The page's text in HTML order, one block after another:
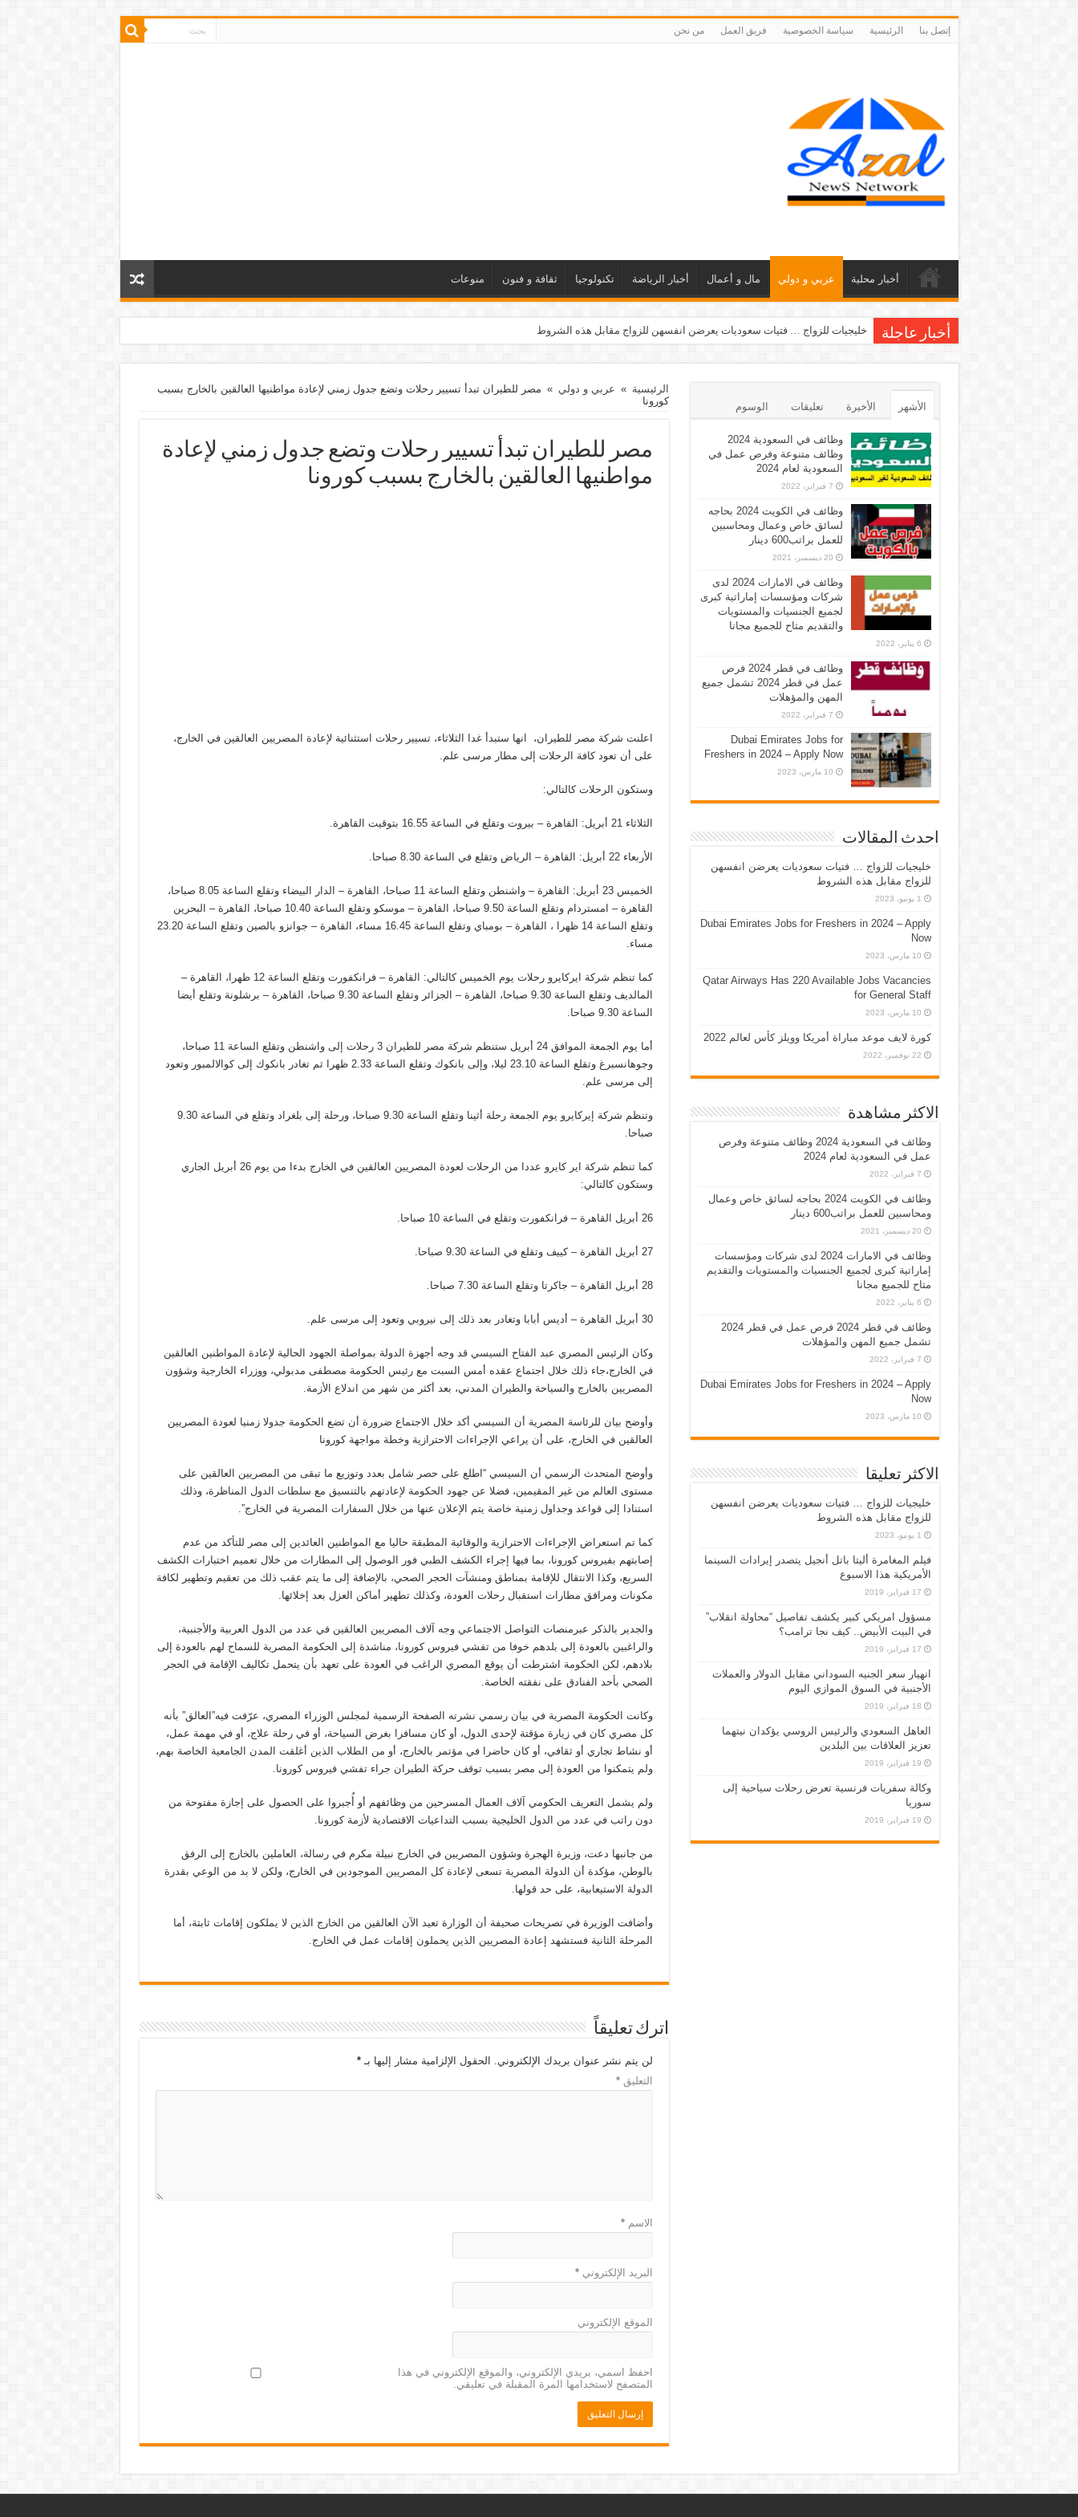
إتصل بنا الرئيسية سياسة الخصوصية فريق العمل من نحن
أخبار محلية عربي و دولي مال و أعمال أخبار الرياضة تكنولوجيا ثقافة و فنون منوعات
أخبار عاجلة خليجيات للزواج … فتيات سعوديات يعرضن انفسهن للزواج مقابل هذه الشروط
الرئيسية » عربي و دولي » مصر للطيران تبدأ تسيير رحلات وتضع جدول زمني لإعادة مواطنيها العالقين بالخارج بسبب
كورونا
مصر للطيران تبدأ تسيير رحلات وتضع جدول زمني لإعادة
مواطنيها العالقين بالخارج بسبب كورونا
اعلنت شركة مصر للطيران، انها ستبدأ غدا الثلاثاء، تسيير رحلات استثنائية لإعادة المصريين العالقين في الخارج،
على أن تعود كافة الرحلات إلى مطار مرسى علم.
وستكون الرحلات كالتالي:
الثلاثاء 21 أبريل: القاهرة – بيروت وتقلع في الساعة 16.55 بتوقيت القاهرة.
الأربعاء 22 أبريل: القاهرة – الرياض وتقلع في الساعة 8.30 صباحا.
الخميس 23 أبريل: القاهرة – واشنطن وتقلع الساعة 11 صباحا، القاهرة – الدار البيضاء وتقلع الساعة 8.05 صباحا،
القاهرة – امستردام وتقلع الساعة 9.50 صباحا، القاهرة – موسكو وتقلع الساعة 10.40 صباحا، القاهرة – البحرين
وتقلع الساعة 14 ظهرا ، القاهرة – بومباي وتقلع الساعة 16.45 مساء، القاهرة – جوانزو بالصين وتقلع الساعة 23.20
مساء.
كما تنظم شركة ايركايرو رحلات يوم الخميس كالتالي: القاهرة – فرانكفورت وتقلع الساعة 12 ظهرا، القاهرة –
المالديف وتقلع الساعة 9.30 صباحا، القاهرة – الجزائر وتقلع الساعة 9.30 صباحا، القاهرة – برشلونة وتقلع أيضا
الساعة 9.30 صباحا.
أما يوم الجمعة الموافق 24 أبريل ستنظم شركة مصر للطيران 3 رحلات إلى واشنطن وتقلع الساعة 11 صباحا،
وجوهانسبرغ وتقلع الساعة 23.10 ليلا، وإلى بانكوك وتقلع الساعة 2.33 ظهرا ثم تغادر بانكوك إلى كوالالمبور وتعود
إلى مرسى علم.
وتنظم شركة إيركايرو يوم الجمعة رحلة أثينا وتقلع الساعة 9.30 صباحا، ورحلة إلى بلغراد وتقلع في الساعة 9.30
صباحا.
كما تنظم شركة اير كايرو عددا من الرحلات لعودة المصريين العالقين في الخارج بدءا من يوم 26 أبريل الجاري
وستكون كالتالي:
26 أبريل القاهرة – فرانكفورت وتقلع في الساعة 10 صباحا.
27 أبريل القاهرة – كييف وتقلع في الساعة 9.30 صباحا.
28 أبريل القاهرة – جاكرتا وتقلع الساعة 7.30 صباحا.
30 أبريل القاهرة – أديس أبابا وتغادر بعد ذلك إلى نيروبي وتعود إلى مرسى علم.
وكان الرئيس المصري عبد الفتاح السيسي قد وجه أجهزة الدولة بمواصلة الجهود الحالية لإعادة المواطنين العالقين
في الخارج،جاء ذلك خلال اجتماع عقده أمس السبت مع رئيس الحكومة مصطفى مدبولي، ووزراء الخارجية وشؤون
المصريين بالخارج والسياحة والطيران المدني، بعد أكثر من شهر من اندلاع الأزمة.
وأوضح بيان للرئاسة المصرية أن السيسي أكد خلال الاجتماع ضرورة أن تضع الحكومة جدولا زمنيا لعودة المصريين
العالقين في الخارج، على أن يراعي الإجراءات الاحترازية وخطة مواجهة كورونا
وأوضح المتحدث الرسمي أن السيسي “اطلع على حصر شامل بعدد وتوزيع ما تبقى من المصريين العالقين على
مستوى العالم من غير المقيمين، فضلا عن جهود الحكومة لإعادتهم بالتنسيق مع سلطات الدول المناظرة، وذلك
استنادا إلى قواعد وجداول زمنية خاصة يتم الإعلان عنها من خلال السفارات المصرية في الخارج”.
كما تم استعراض الإجراءات الاحترازية والوقائية المطبقة حاليا مع المواطنين العائدين إلى مصر للتأكد من عدم
إصابتهم بفيروس كورونا، بما فيها إجراء الكشف الطبي فور الوصول إلى المطارات من خلال تعميم اختبارات الكشف
السريع، وكذا الانتقال للإقامة بمناطق ومنشآت الحجر الصحي، بالإضافة إلى ما يتم عقب ذلك من تعقيم وتطهير لكافة
مكونات ومرافق مطارات استقبال رحلات العودة، وكذلك تطهير أماكن العزل بعد إخلائها.
والجدير بالذكر عبرمنصات التواصل الاجتماعي وجه آلاف المصريين العالقين في عدد من الدول العربية والأجنبية،
والراغبين بالعودة إلى بلدهم خوفا من تفشي فيروس كورونا، مناشدة إلى الحكومة المصرية للسماح لهم بالعودة إلى
بلادهم، لكن الحكومة اشترطت أن يوقع المصري الراغب في العودة على تعهد بأن يتحمل تكاليف الإقامة في الحجر
الصحي بأحد الفنادق على نفقته الخاصة.
وكانت الحكومة المصرية في بيان رسمي نشرته الصفحة الرسمية لمجلس الوزراء المصري، عرّفت فيه”العالق” بأنه
كل مصري كان في زيارة مؤقتة لإحدى الدول، أو كان مسافرا بغرض السياحة، أو في رحلة علاج، أو في مهمة عمل،
أو نشاط تجاري أو ثقافي، أو كان حاضرا في مؤتمر بالخارج، أو من الطلاب الذين أغلقت المدن الجامعية الخاصة بهم،
ولم يتمكنوا من العودة إلى مصر بسبب توقف حركة الطيران جراء تفشي فيروس كورونا.
ولم يشمل التعريف الحكومي آلاف العمال المسرحين من وظائفهم أو أُجبروا على الحصول على إجازة مفتوحة من
دون راتب في عدد من الدول الخليجية بسبب التداعيات الاقتصادية لأزمة كورونا.
من جانبها دعت، وزيرة الهجرة وشؤون المصريين في الخارج نبيلة مكرم في رسالة، العاملين بالخارج إلى الرفق
بالوطن، مؤكدة أن الدولة المصرية تسعى لإعادة كل المصريين الموجودين في الخارج، ولكن لا بد من الوعي بقدرة
الدولة الاستيعابية، على حد قولها.
وأضافت الوزيرة في تصريحات صحيفة أن الوزارة تعيد الآن العالقين من الخارج الذين لا يملكون إقامات ثابتة، أما
المرحلة الثانية فستشهد إعادة المصريين الذين يحملون إقامات عمل في الخارج.
اترك تعليقاً
لن يتم نشر عنوان بريدك الإلكتروني. الحقول الإلزامية مشار إليها بـ*
التعليق*
الاسم*
البريد الإلكتروني*
الموقع الإلكتروني
احفظ اسمي، بريدي الإلكتروني، والموقع الإلكتروني في هذا
المتصفح لاستخدامها المرة المقبلة في تعليقي.
الأشهر الأخيرة تعليقات الوسوم
وظائف في السعودية 2024
وظائف متنوعة وفرص عمل في
السعودية لعام 2024
7 فبراير، 2022
وظائف في الكويت 2024 بحاجه
لسائق خاص وعمال ومحاسبين
للعمل براتب600 دينار
20 ديسمبر، 2021
وظائف في الامارات 2024 لدى
شركات ومؤسسات إماراتية كبرى
لجميع الجنسيات والمستويات
والتقديم متاح للجميع مجانا
6 يناير، 2022
وظائف في قطر 2024 فرص
عمل في قطر 2024 تشمل جميع
المهن والمؤهلات
7 فبراير، 2022
Dubai Emirates Jobs for
Freshers in 2024 – Apply Now
10 مارس، 2023
احدث المقالات
خليجيات للزواج … فتيات سعوديات يعرضن انفسهن
للزواج مقابل هذه الشروط
1 يونيو، 2023
Dubai Emirates Jobs for Freshers in 2024 – Apply
Now
10 مارس، 2023
Qatar Airways Has 220 Available Jobs Vacancies
for General Staff
10 مارس، 2023
كورة لايف موعد مباراة أمريكا وويلز كأس لعالم 2022
22 نوفمبر، 2022
الاكثر مشاهدة
وظائف في السعودية 2024 وظائف متنوعة وفرص
عمل في السعودية لعام 2024
7 فبراير، 2022
وظائف في الكويت 2024 بحاجه لسائق خاص وعمال
ومحاسبين للعمل براتب600 دينار
20 ديسمبر، 2021
وظائف في الامارات 2024 لدى شركات ومؤسسات
إماراتية كبرى لجميع الجنسيات والمستويات والتقديم
متاح للجميع مجانا
6 يناير، 2022
وظائف في قطر 2024 فرص عمل في قطر 2024
تشمل جميع المهن والمؤهلات
7 فبراير، 2022
Dubai Emirates Jobs for Freshers in 2024 – Apply
Now
10 مارس، 2023
الاكثر تعليقا
خليجيات للزواج … فتيات سعوديات يعرضن انفسهن
للزواج مقابل هذه الشروط
1 يونيو، 2023
فيلم المغامرة أليتا‭ ‬باتل أنجيل يتصدر إيرادات السينما
الأمريكية هذا الاسبوع
17 فبراير، 2019
مسؤول امريكي كبير يكشف تفاصيل “محاولة انقلاب”
في البيت الأبيض.. كيف نجا ترامب؟
17 فبراير، 2019
انهيار سعر الجنيه السوداني مقابل الدولار والعملات
الأجنبية في السوق الموازي اليوم
18 فبراير، 2019
العاهل السعودي والرئيس الروسي يؤكدان نيتهما
تعزيز العلاقات بين البلدين
19 فبراير، 2019
وكالة سفريات فرنسية تعرض رحلات سياحية إلى
سوريا
19 فبراير، 2019